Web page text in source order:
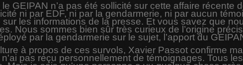
GEIPAN n’a pas été sollicité sur cette affaire
ni par EDF, ni par la gendarmerie, ni par aucun
sur les informations de la presse. Et vous savez que
Nous sommes bien sûr très curieux de l’origine
par la gendarmerie sur le sujet, l’apport du
à propos de ces survols, Xavier Passot confirme
n'ai pas reçu personnellement de témoignages. Tous